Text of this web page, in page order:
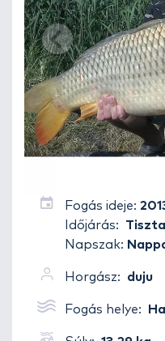
Fogás ideje:
Időjárás:
Tiszta
Napszak:
Horgász: duju
Fogás helye: